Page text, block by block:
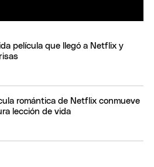
película que llegó a Netflix y
romántica de Netflix conmueve
lección de vida